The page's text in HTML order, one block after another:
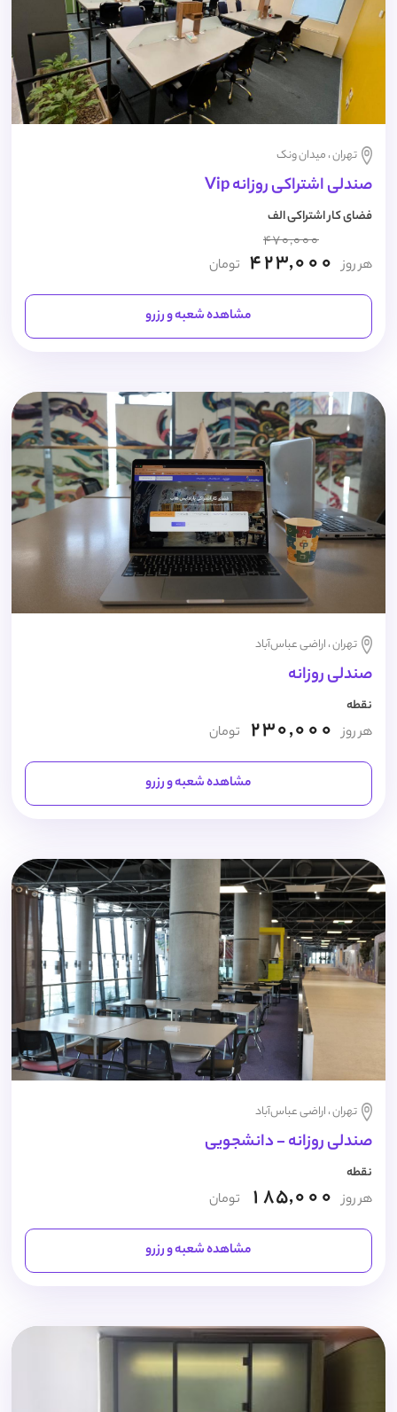
تهران ، میدان ونک
صندلی اشتراکی روزانه Vip
فضای کار اشتراکی الف
هر روز
470,000
423,000 تومان
مشاهده شعبه و رزرو
تهران ، اراضی عباس‌آباد
صندلی روزانه
نقطه
هر روز 230,000 تومان
مشاهده شعبه و رزرو
تهران ، اراضی عباس‌آباد
صندلی روزانه - دانشجویی
نقطه
هر روز 185,000 تومان
مشاهده شعبه و رزرو